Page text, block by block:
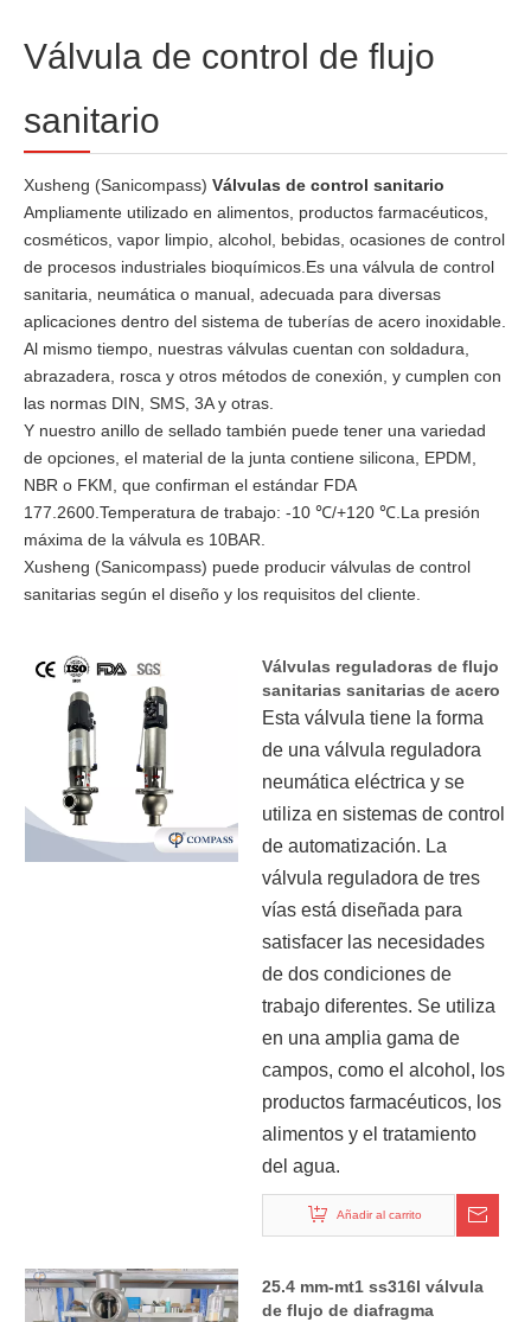
Válvula de control de flujo
sanitario
Xusheng (Sanicompass) Válvulas de control sanitario
Ampliamente utilizado en alimentos, productos farmacéuticos,
cosméticos, vapor limpio, alcohol, bebidas, ocasiones de control
de procesos industriales bioquímicos.Es una válvula de control
sanitaria, neumática o manual, adecuada para diversas
aplicaciones dentro del sistema de tuberías de acero inoxidable.
Al mismo tiempo, nuestras válvulas cuentan con soldadura,
abrazadera, rosca y otros métodos de conexión, y cumplen con
las normas DIN, SMS, 3A y otras.
Y nuestro anillo de sellado también puede tener una variedad
de opciones, el material de la junta contiene silicona, EPDM,
NBR o FKM, que confirman el estándar FDA
177.2600.Temperatura de trabajo: -10 ℃/+120 ℃.La presión
máxima de la válvula es 10BAR.
Xusheng (Sanicompass) puede producir válvulas de control
sanitarias según el diseño y los requisitos del cliente.
Válvulas reguladoras de flujo
sanitarias sanitarias de acero
inoxidable TC con cabezal de
Esta válvula tiene la forma
de una válvula reguladora
neumática eléctrica y se
utiliza en sistemas de control
de automatización. La
válvula reguladora de tres
vías está diseñada para
satisfacer las necesidades
de dos condiciones de
trabajo diferentes. Se utiliza
en una amplia gama de
campos, como el alcohol, los
productos farmacéuticos, los
alimentos y el tratamiento
del agua.
Añadir al carrito
25.4 mm-mt1 ss316l válvula
de flujo de diafragma